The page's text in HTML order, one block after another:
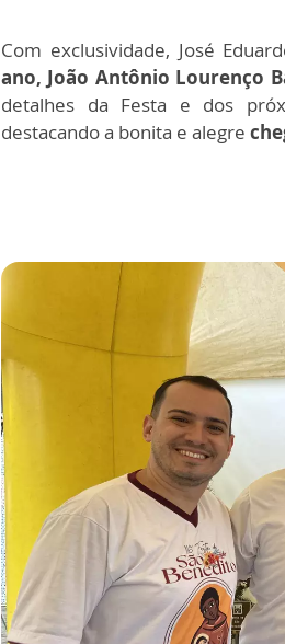
Com exclusividade, José
ano, João Antônio Lourenço
detalhes da Festa e dos
destacando a bonita e alegre